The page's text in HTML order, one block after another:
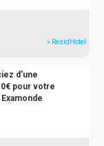
» ResidHotel
d'une
pour votre